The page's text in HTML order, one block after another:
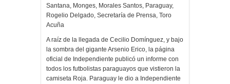
Santana, Monges, Morales Santos, Paraguay,
Rogelio Delgado, Secretaría de Prensa, Toro
Acuña
A raíz de la llegada de Cecilio Domínguez, y bajo
la sombra del gigante Arsenio Erico, la página
oficial de Independiente publicó un informe con
todos los futbolistas paraguayos que vistieron la
camiseta Roja. Paraguay le dio a Independiente